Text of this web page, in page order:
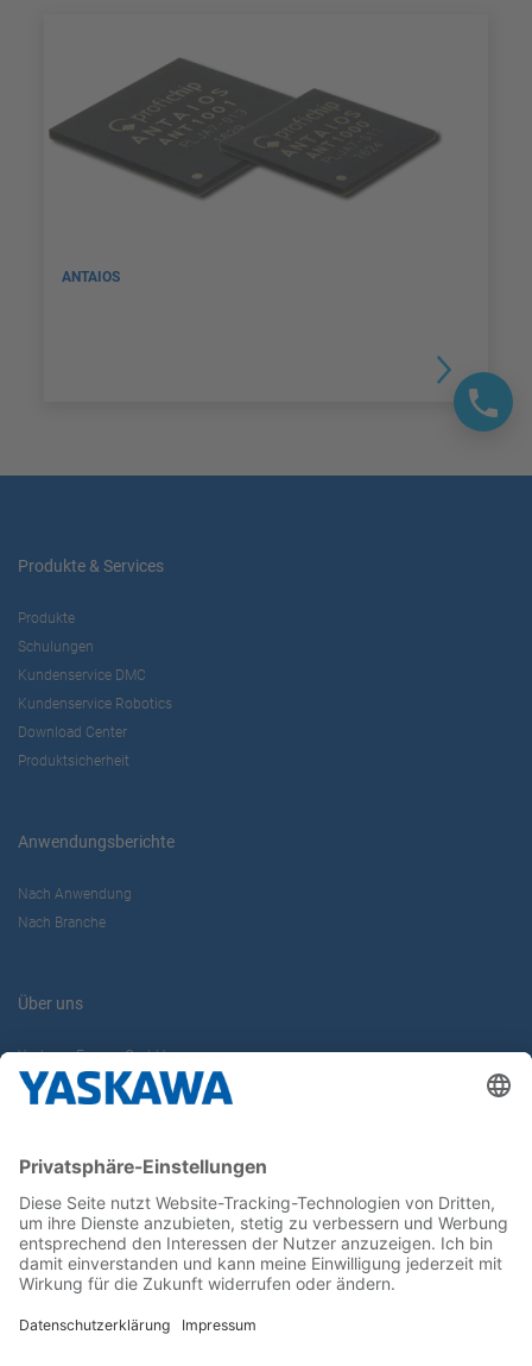
ANTAIOS
Produkte & Services
Produkte
Schulungen
Kundenservice DMC
Kundenservice Robotics
Download Center
Produktsicherheit
Anwendungsberichte
Nach Anwendung
Nach Branche
Über uns
Yaskawa Europe GmbH
Karriere
Newsletter
Follow us on...